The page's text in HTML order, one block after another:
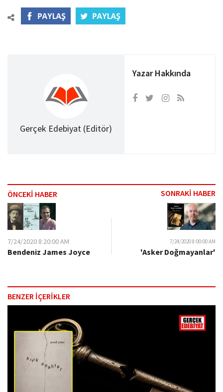
Gerçek Edebiyat (Editör)
Yazar Hakkında
ÖNCEKİ HABER SONRAKİ HABER
7/24/2020 8:20:00 AM
Bendeniz James Joyce
7/24/2020 8:00:00 AM
'Asker Doğmayanlar'
BENZER İÇERİKLER